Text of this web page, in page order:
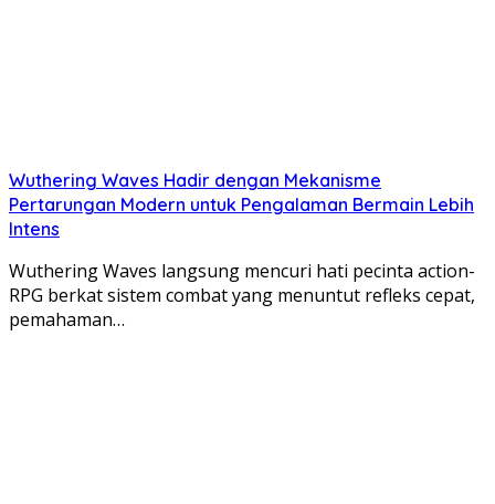
Wuthering Waves Hadir dengan Mekanisme
Pertarungan Modern untuk Pengalaman Bermain Lebih
Intens
Wuthering Waves langsung mencuri hati pecinta action-
RPG berkat sistem combat yang menuntut refleks cepat,
pemahaman…